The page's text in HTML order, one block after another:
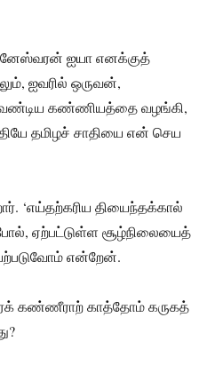
ஐயா எனக்குத்
ஐவரில் ஒருவன்,
கண்ணியத்தை வழங்கி,
தமிழச் சாதியை என் செய
‘எய்தற்கரிய தியைந்தக்கால்
ஏற்பட்டுள்ள சூழ்நிலையைத்
என்றேன்.
கண்ணீராற் காத்தோம் கருகத்